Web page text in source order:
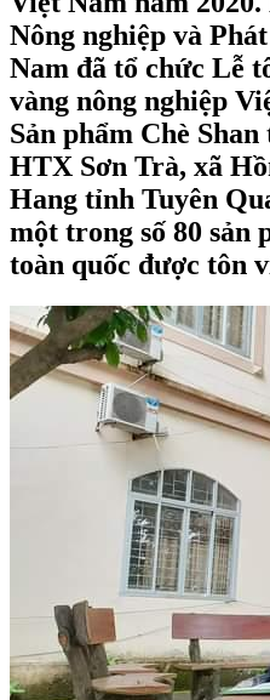
Nông nghiệp và
Nam đã tổ chức Lễ
vàng nông nghiệp
Sản phẩm Chè
HTX Sơn Trà, xã
Hang tỉnh Tuyên
một trong số 80 sản
toàn quốc được tôn